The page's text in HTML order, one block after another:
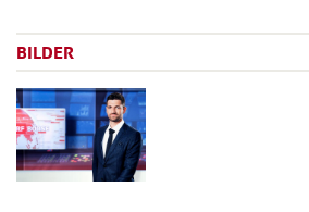
BILDER